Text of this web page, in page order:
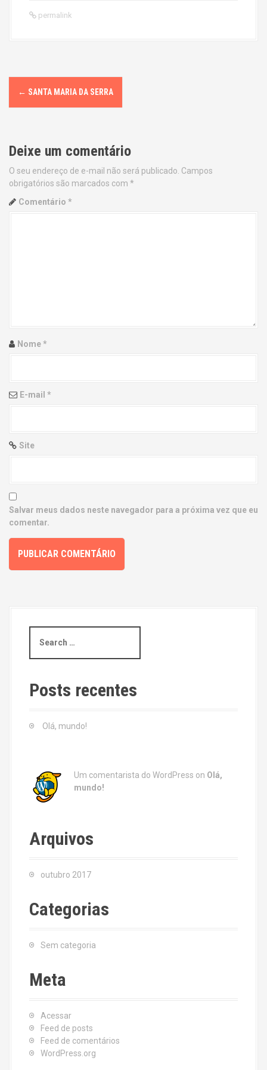
permalink
P
o
t
n
a
i
n
← SANTA MARIA DA SERRA
Deixe um comentário
O seu endereço de e-mail não será publicado. Campos
obrigatórios são marcados com *
Comentário *
Nome*
E-mail *
Site
Salvar meus dados neste navegador para a próxima vez que eu
comentar.
a
c
h
Posts recentes
Olá, mundo!
Um comentarista do WordPress on Olá,
mundo!
Arquivos
outubro 2017
Categorias
Sem categoria
Meta
Acessar
Feed de posts
Feed de comentários
WordPress.org